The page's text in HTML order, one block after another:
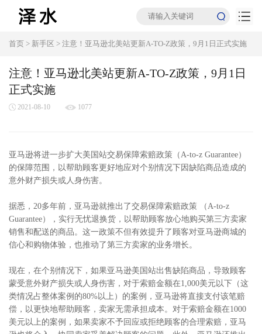
首页 > 新手区 > 注意！亚马逊北美站更新A-TO-Z政策，9月1日正式实施
注意！亚马逊北美站更新A-TO-Z政策，9月1日
正式实施
2021-08-10 1077
亚马逊将进一步扩大美国站交易保障索赔政策（A-to-z Guarantee）
的保障范围，以帮助顾客更好地应对个别情况下因缺陷商品造成的
意外财产损失或人身伤害。
据悉，20多年前，亚马逊就推出了交易保障索赔政策 （A-to-z
Guarantee），实行无忧退换货，以帮助顾客放心地购买第三方卖家
销售和配送的商品。这一政策不但有效提升了顾客对亚马逊商城的
信心和购物体验，也推动了第三方卖家的业务增长。
现在，在个别情况下，如果亚马逊美国站出售缺陷商品，导致顾客
蒙受意外财产损失或人身伤害，对于索赔金额在1,000美元以下（这
类情况占整体案例的80%以上）的案例，亚马逊将直接支付该笔赔
偿，以更快地帮助顾客，卖家无需承担成本。对于索赔金额在1000
美元以上的案例，如果卖家不予回应或拒绝顾客的合理索赔，亚马